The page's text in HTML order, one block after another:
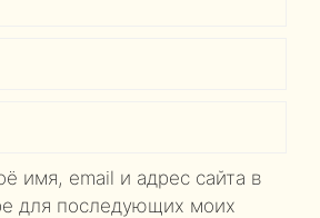
имя, email и адрес сайта в
для последующих моих